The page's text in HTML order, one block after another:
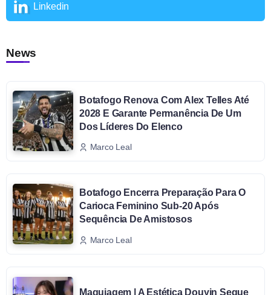
Linkedin
News
Botafogo Renova Com Alex Telles Até
2028 E Garante Permanência De Um
Dos Líderes Do Elenco
Marco Leal
Botafogo Encerra Preparação Para O
Carioca Feminino Sub-20 Após
Sequência De Amistosos
Marco Leal
Maquiagem | A Estética Douyin Segue